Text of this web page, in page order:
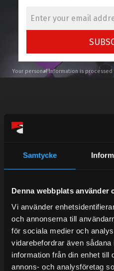
Samtycke
Denna webbplats använder
Vi använder
och annonserna till
för sociala medier och
vidarebefordrar även
information från din enhet till
annons- och analysföretag
Your personal information is
Telefonsupport:
Tel: 031- 51 66 60
E-post: